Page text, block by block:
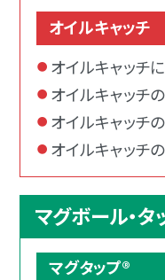
オイルキャッチ
オイルキャッチ
オイルキャッチ
オイルキャッチ
オイルキャッチ
マグボール・タ
マグタップ®